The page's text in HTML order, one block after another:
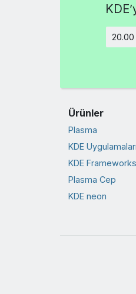
Ürünler
Plasma
KDE Uygulamaları
KDE Frameworks
Plasma Cep
KDE neon